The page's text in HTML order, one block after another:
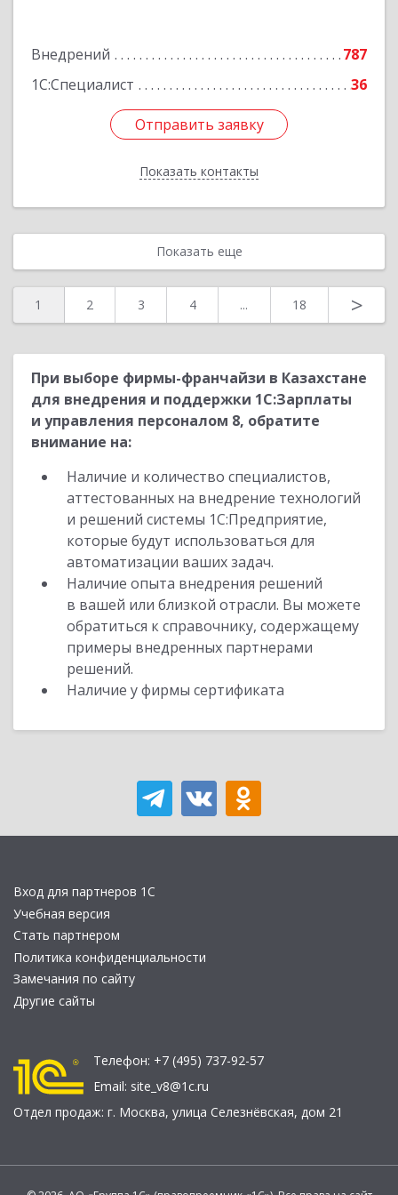
Внедрений
787
1С:Специалист
36
Отправить заявку
Показать контакты
Подробнее
Отправить заявку
Назад
Показать еще
1 2 3 4 ... 18 >
При выборе фирмы-франчайзи в Казахстане
для внедрения и поддержки 1С:Зарплаты
и управления персоналом 8, обратите
внимание на:
Наличие и количество специалистов,
аттестованных на внедрение технологий
и решений системы 1С:Предприятие,
которые будут использоваться для
автоматизации ваших задач.
Наличие опыта внедрения решений
в вашей или близкой отрасли. Вы можете
обратиться к справочнику, содержащему
примеры внедренных партнерами
решений.
Наличие у фирмы сертификата
Вход для партнеров 1С
Учебная версия
Стать партнером
Политика конфиденциальности
Замечания по сайту
Другие сайты
Телефон: +7 (495) 737-92-57
Email: site_v8@1c.ru
Отдел продаж: г. Москва, улица Селезнёвская, дом 21